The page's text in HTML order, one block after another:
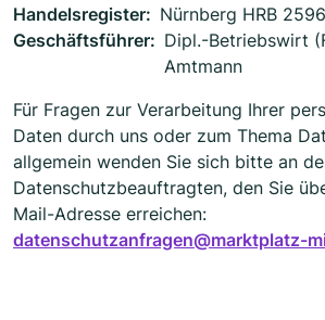
Handelsregister: Nürnberg HRB
Geschäftsführer: Dipl.-Betriebswirt
Amtmann
Für Fragen zur Verarbeitung Ihrer
Daten durch uns oder zum Thema
allgemein wenden Sie sich bitte an
Datenschutzbeauftragten, den Sie
Mail-Adresse erreichen:
datenschutzanfragen@marktplatz-